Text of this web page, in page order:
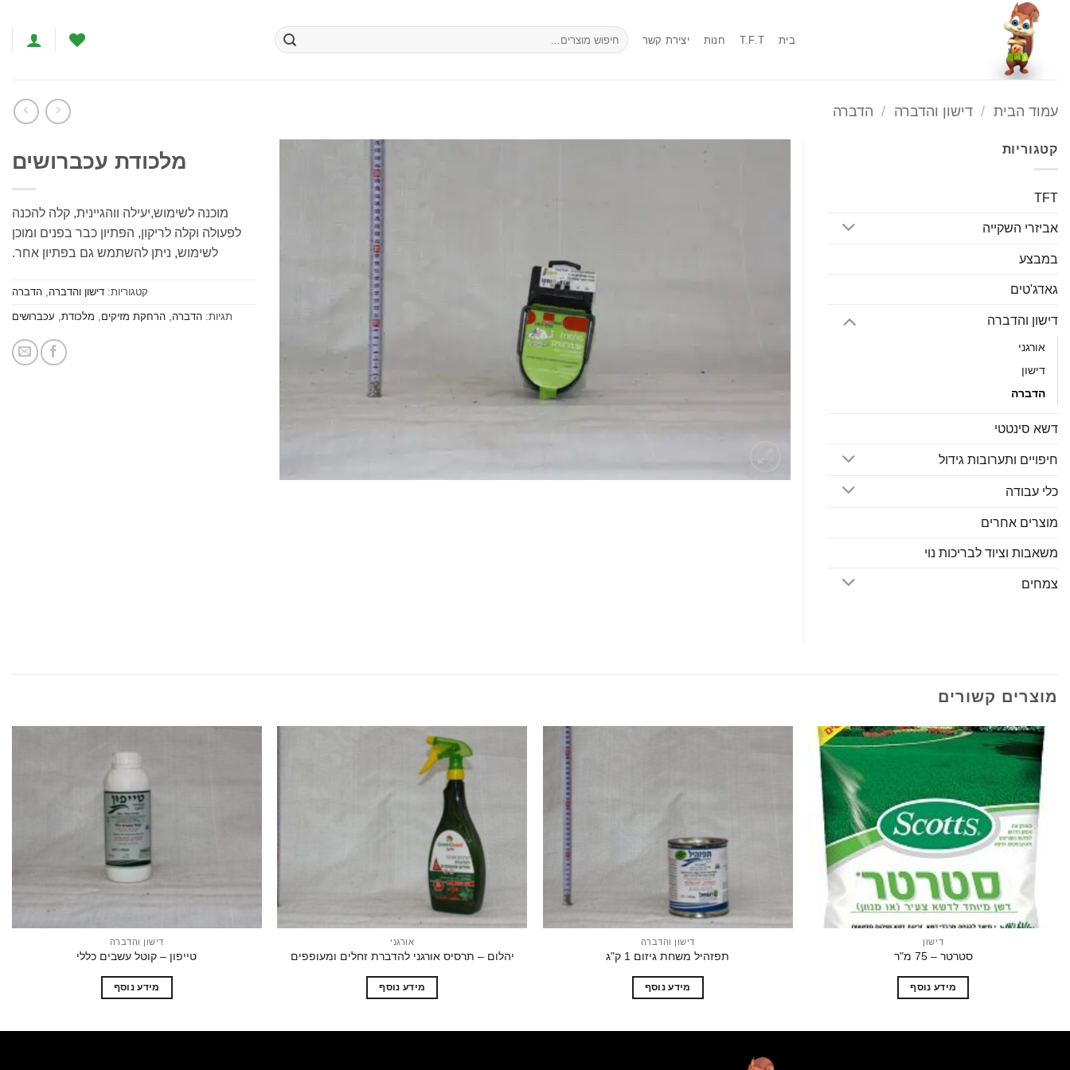
content
בית T.F.T חנות יצירת קשר
חיפוש
עבור:
עמוד הבית / דישון והדברה / הדברה
מלכודת עכברושים
מוכנה לשימוש,יעילה ווהגיינית, קלה להכנה
לפעולה וקלה לריקון, הפתיון כבר בפנים ומוכן
לשימוש, ניתן להשתמש גם בפתיון אחר.
קטגוריות: דישון והדברה הדברה
תגיות: הדברה הרחקת מזיקים מלכודת עכברושים
קטגוריות
TFT
אביזרי השקייה
במבצע
גאדג'טים
דישון והדברה
אורגני
דישון
הדברה
דשא סינטטי
חיפויים ותערובות גידול
כלי עבודה
מוצרים אחרים
משאבות וציוד לבריכות נוי
צמחים
מוצרים קשורים
הוסף
לרשימת
המשאלות
דישון
סטרטר – 75 מ"ר
מידע נוסף
לרשימת
המשאלות
דישון והדברה
תפזהיל משחת גיזום 1 ק"ג
מידע נוסף
אורגני
יהלום – תרסיס אורגני להדברת זחלים ומעופפים
מידע נוסף
דישון והדברה
טייפון – קוטל עשבים כללי
מידע נוסף